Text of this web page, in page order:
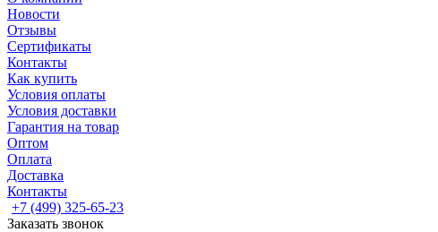
Новости
Отзывы
Сертификаты
Контакты
Как купить
Условия оплаты
Условия доставки
Гарантия на товар
Оптом
Оплата
Доставка
Контакты
+7 (499) 325-65-23
Заказать звонок